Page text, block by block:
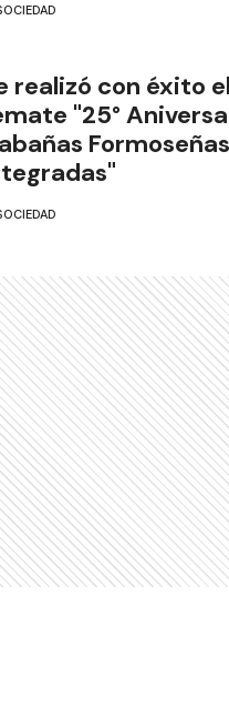
realizó con éxito el
"25°
Formoseñas